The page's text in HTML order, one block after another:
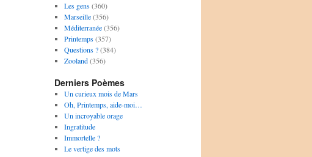
Les gens(360)
Marseille(356)
Méditerranée(356)
Printemps(357)
Questions ?(384)
Zooland(356)
Derniers Poèmes
Un curieux mois de Mars
Oh, Printemps, aide-moi…
Un incroyable orage
Ingratitude
Immortelle ?
Le vertige des mots